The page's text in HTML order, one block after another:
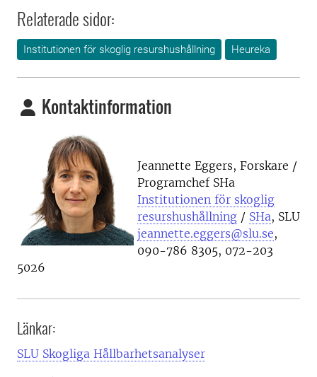
Relaterade sidor:
Institutionen för skoglig resurshushållning Heureka
Kontaktinformation
Jeannette Eggers, Forskare /
Programchef SHa
Institutionen för skoglig
resurshushållning / SHa, SLU
jeannette.eggers@slu.se,
090-786 8305, 072-203
5026
Länkar:
SLU Skogliga Hållbarhetsanalyser